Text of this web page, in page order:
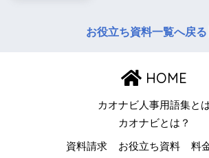
お役立ち資料一覧へ戻る
HOME
カオナビ人事用語集と
カオナビとは？
資料請求 お役立ち資料 料